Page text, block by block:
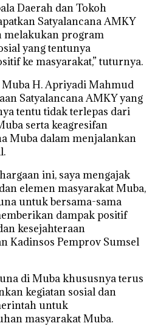
Daerah dan Tokoh
Satyalancana AMKY
melakukan program
yang tentunya
ke masyarakat,” tuturnya.
Muba H. Apriyadi Mahmud
Satyalancana AMKY yang
tentu tidak terlepas dari
serta keagresifan
Muba dalam menjalankan
ini, saya mengajak
elemen masyarakat Muba,
untuk bersama-sama
dampak positif
kesejahteraan
Kadinsos Pemprov Sumsel
di Muba khususnya terus
kegiatan sosial dan
untuk
masyarakat Muba.